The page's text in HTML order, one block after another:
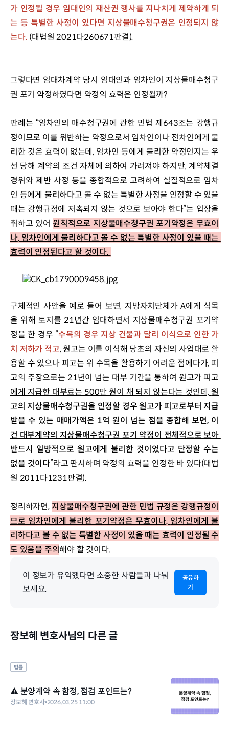
가 인정될 경우 임대인의 재산권 행사를 지나치게 제약하게 되
는 등 특별한 사정이 있다면 지상물매수청구권은 인정되지 않
는다. (대법원 2021다260671판결).
그렇다면 임대차계약 당시 임대인과 임차인이 지상물매수청구
권 포기 약정하였다면 약정의 효력은 인정될까?
판례는 “임차인의 매수청구권에 관한 민법 제643조는 강행규
정이므로 이를 위반하는 약정으로서 임차인이나 전차인에게 불
리한 것은 효력이 없는데, 임차인 등에게 불리한 약정인지는 우
선 당해 계약의 조건 자체에 의하여 가려져야 하지만, 계약체결
경위와 제반 사정 등을 종합적으로 고려하여 실질적으로 임차
인 등에게 불리하다고 볼 수 없는 특별한 사정을 인정할 수 있을
때는 강행규정에 저촉되지 않는 것으로 보아야 한다”는 입장을
취하고 있어 원칙적으로 지상물매수청구권 포기약정은 무효이
나, 임차인에게 불리하다고 볼 수 없는 특별한 사정이 있을 때는
효력이 인정된다고 할 것이다.
구체적인 사안을 예로 들어 보면, 지방자치단체가 A에게 식목
을 위해 토지를 21년간 임대하면서 지상물매수청구권 포기약
정을 한 경우 “수목의 경우 지상 건물과 달리 이식으로 인한 가
치 저하가 적고, 원고는 이를 이식해 당초의 자신의 사업대로 활
용할 수 있으나 피고는 위 수목을 활용하기 어려운 점에다가, 피
고의 주장으로는 21년이 넘는 대부 기간을 통하여 원고가 피고
에게 지급한 대부료는 500만 원이 채 되지 않는다는 것인데, 원
고의 지상물매수청구권을 인정할 경우 원고가 피고로부터 지급
받을 수 있는 매매가액은 1억 원이 넘는 점을 종합해 보면, 이
건 대부계약의 지상물매수청구권 포기 약정이 전체적으로 보아
반드시 일방적으로 원고에게 불리한 것이었다고 단정할 수는
없을 것이다”라고 판시하며 약정의 효력을 인정한 바 있다(대법
원 2011다1231판결).
정리하자면, 지상물매수청구권에 관한 민법 규정은 강행규정이
므로 임차인에게 불리한 포기약정은 무효이나, 임차인에게 불
리하다고 볼 수 없는 특별한 사정이 있을 때는 효력이 인정될 수
도 있음을 주의해야 할 것이다.
이 정보가 유익했다면 소중한 사람들과 나눠
보세요.
공유하
기
장보혜 변호사님의 다른 글
법률
⚠️ 분양계약 속 함정, 점검 포인트는?
장보혜 변호사 2026.03.25 11:00